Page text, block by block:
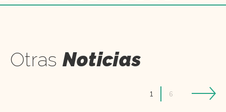
Otras Noticias
1 6